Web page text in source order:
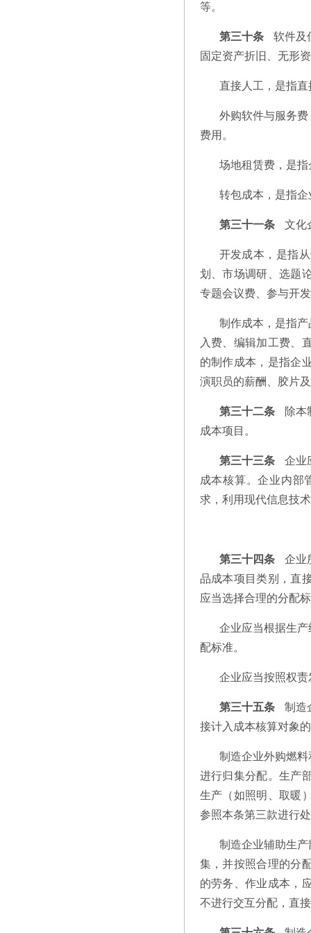
等。
第三十条
软件及
固定资产折旧、无形
直接人工，是指
外购软件与服务
费用。
场地租赁费，是
转包成本，是指
第三十一条 文化
开发成本，是指
划、市场调研、选题
专题会议费、参与开
制作成本，是指
入费、编辑加工费、
的制作成本，是指企
演职员的薪酬、胶片
第三十二条
除本
成本项目。
第三十三条
企业
成本核算。企业内部
求，利用现代信息技
第三十四条
企业
品成本项目类别，直
应当选择合理的分配
企业应当根据生
配标准。
企业应当按照权
第三十五条
制造
接计入成本核算对象
制造企业外购燃
进行归集分配。生产
生产（如照明、取暖
参照本条第三款进行
制造企业辅助生
集，并按照合理的分
的劳务、作业成本，
不进行交互分配，直